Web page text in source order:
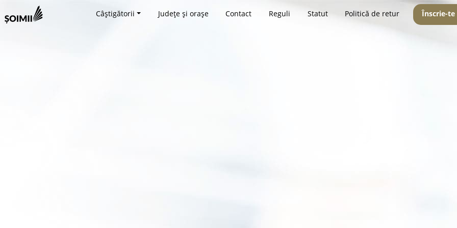
Câștigătorii Județe și orașe Contact Reguli Statut Politică de retur Înscrie-te